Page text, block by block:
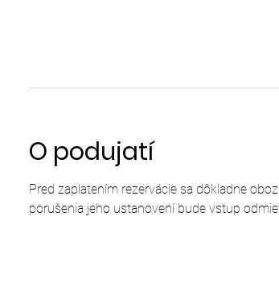
O podujatí
Pred zaplatením rezervácie sa dôkladne
porušenia jeho ustanovení bude vstup